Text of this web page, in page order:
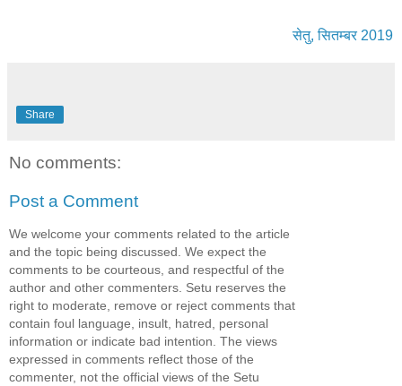
सेतु, सितम्बर 2019
Share
No comments:
Post a Comment
We welcome your comments related to the article
and the topic being discussed. We expect the
comments to be courteous, and respectful of the
author and other commenters. Setu reserves the
right to moderate, remove or reject comments that
contain foul language, insult, hatred, personal
information or indicate bad intention. The views
expressed in comments reflect those of the
commenter, not the official views of the Setu